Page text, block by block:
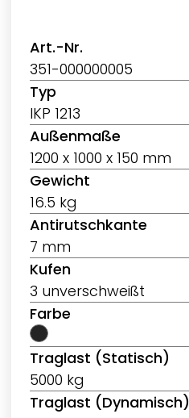
Art.-Nr.
351-000000005
Typ
IKP 1213
Außenmaße
1200 x 1000 x 150 mm
Gewicht
16.5 kg
Antirutschkante
7 mm
Kufen
3 unverschweißt
Farbe
Traglast (Statisch)
5000 kg
Traglast (Dynamisch)